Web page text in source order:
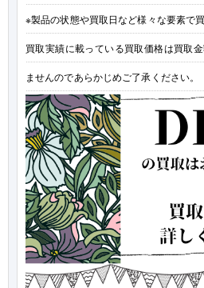
※製品の状態や買取日など様々な要素で
買取実績に載っている買取価格は買取
ませんのであらかじめご了承ください。